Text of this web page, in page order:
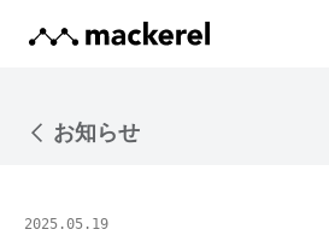
お知らせ
2025.05.19